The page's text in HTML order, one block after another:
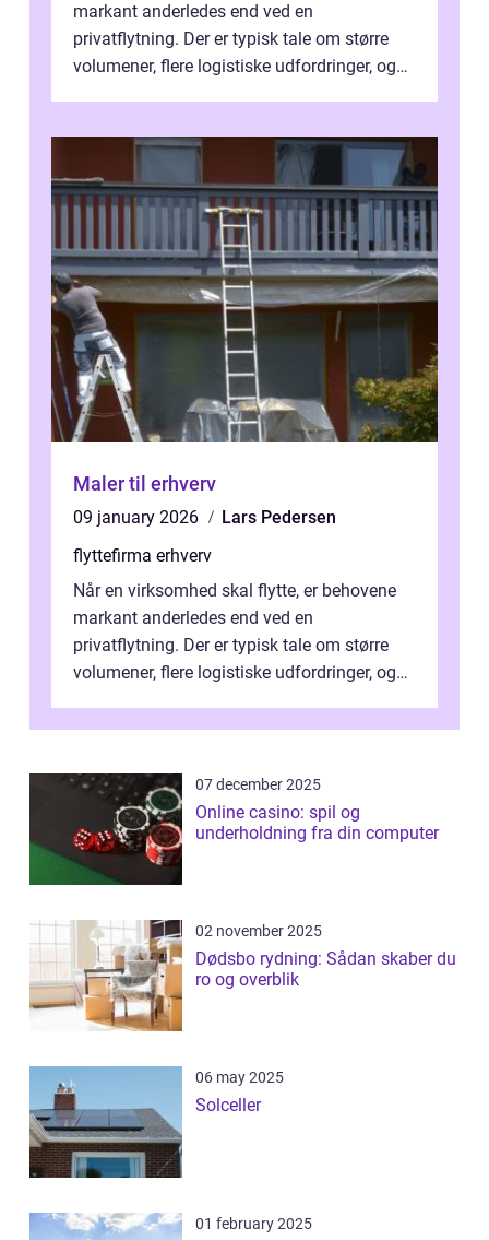
markant anderledes end ved en
privatflytning. Der er typisk tale om større
volumener, flere logistiske udfordringer, og
Maler til erhverv
09 january 2026
Lars Pedersen
flyttefirma erhverv
Når en virksomhed skal flytte, er behovene
markant anderledes end ved en
privatflytning. Der er typisk tale om større
volumener, flere logistiske udfordringer, og
07 december 2025
Online casino: spil og
underholdning fra din computer
02 november 2025
Dødsbo rydning: Sådan skaber du
ro og overblik
06 may 2025
Solceller
01 february 2025